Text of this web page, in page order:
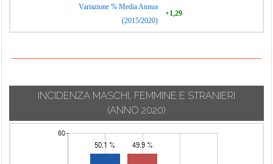
Variazione % Media Annua
(2015/2020)
+1,29
INCIDENZA MASCHI, FEMMINE E STRANIERI
(ANNO 2020)